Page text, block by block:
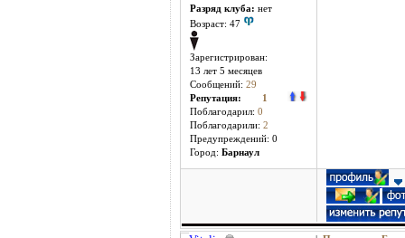
Разряд клуба: нет
Возраст: 47
Зарегистрирован:
13 лет 5 месяцев
Сообщений: 29
Репутация:
1
Поблагодарил: 0
Поблагодарили: 2
Предупреждений: 0
Город: Барнаул